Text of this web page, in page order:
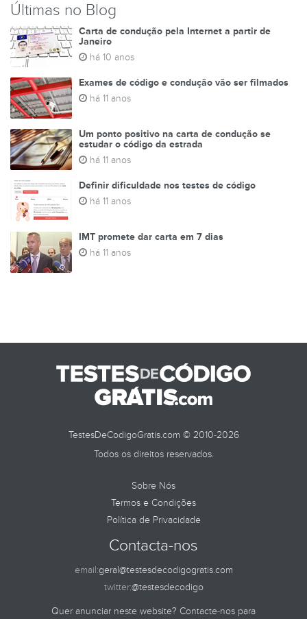
Últimas no Blog
Carta de condução pela Internet a partir de
Janeiro
há 10 anos
Exames de código e condução vão ser filmados
há 11 anos
Um ponto positivo na carta de condução se
estudar o código da estrada
há 11 anos
Definir dificuldade nos testes de código
há 11 anos
IMT promete dar carta em 7 dias
há 11 anos
TestesDeCodigoGratis.com © 2010-2026
Todos os direitos reservados.
Sobre Nós
Termos e Condições
Política de Privacidade
Contacta-nos
email:geral@testesdecodigogratis.com
twitter:@testesdecodigo
Quer anunciar neste website? Contacte-nos para